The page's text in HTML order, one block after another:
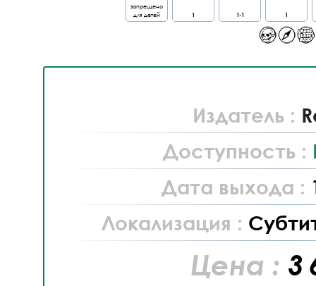
запрещено
для детей
1 1-1 1
Издатель :
Доступность :
Дата выхода :
Локализация :
Цена : 3